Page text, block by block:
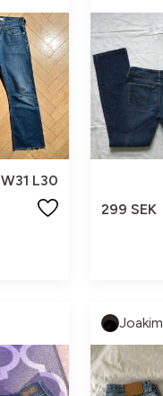
W31 L30
299 SEK
Joakim